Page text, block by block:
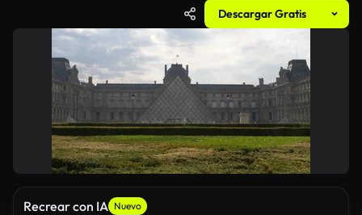
Descargar Gratis
Recrear con IA Nuevo